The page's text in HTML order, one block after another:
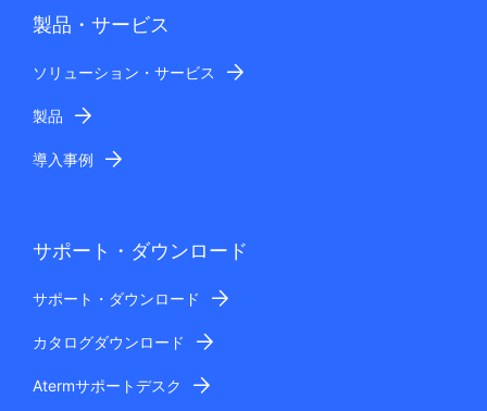
製品・サービス
ソリューション・サービス
製品
導入事例
サポート・ダウンロード
サポート・ダウンロード
カタログダウンロード
Atermサポートデスク